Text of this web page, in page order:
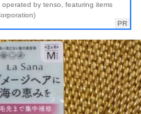
operated by tenso, featuring items